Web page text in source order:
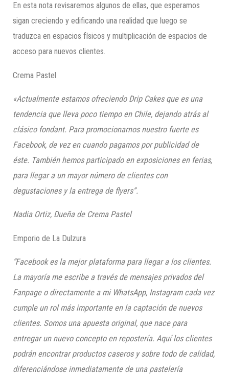
En esta nota revisaremos algunos de ellas, que esperamos
sigan creciendo y edificando una realidad que luego se
traduzca en espacios físicos y multiplicación de espacios de
acceso para nuevos clientes.
Crema Pastel
«Actualmente estamos ofreciendo Drip Cakesque es una
tendencia que lleva poco tiempo en Chile, dejando atrás al
clásico fondant. Para promocionarnos nuestro fuerte es
Facebook, de vez en cuando pagamos por publicidad de
éste. También hemos participado en exposiciones en ferias,
para llegar a un mayor número de clientes con
degustaciones y la entrega de flyers”.
Nadia Ortiz, Dueña de CremaPastel
Emporio de La Dulzura
“Facebook es la mejor plataforma para llegar a los clientes.
La mayoría me escribe a través de mensajes privados del
Fanpage o directamente a mi WhatsApp, Instagram cada vez
cumple un rol más importante en la captación de nuevos
clientes. Somos una apuesta original, que nace para
entregar un nuevo concepto en repostería. Aquí los clientes
podrán encontrar productos caseros y sobre todo de calidad,
diferenciándose inmediatamente de una pastelería